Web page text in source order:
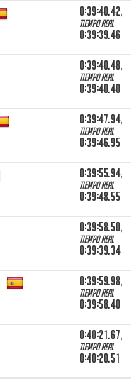
0:39:40.42,
Tiempo real
0:39:39.46
0:39:40.48,
Tiempo real
0:39:40.40
0:39:47.94,
Tiempo real
0:39:46.95
0:39:55.94,
Tiempo real
0:39:48.55
0:39:58.50,
Tiempo real
0:39:39.34
0:39:59.98,
Tiempo real
0:39:58.40
0:40:21.67,
Tiempo real
0:40:20.51